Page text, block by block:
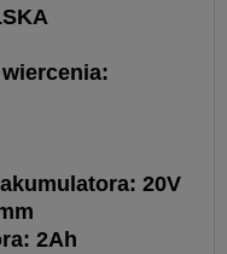
20V
2Ah